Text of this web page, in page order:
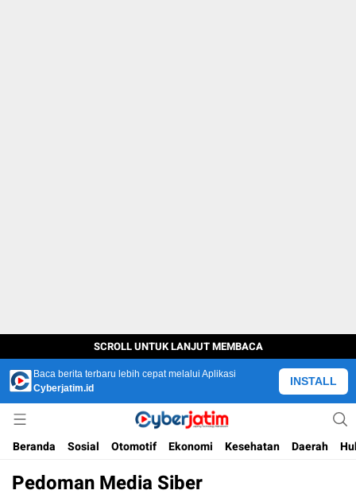
SCROLL UNTUK LANJUT MEMBACA
Baca berita terbaru lebih cepat melalui Aplikasi
Cyberjatim.id
INSTALL
Cyber Jatim
Jejaring Technology Mainstream
Beranda
Sosial Otomotif Ekonomi Kesehatan Daerah
Pedoman Media Siber